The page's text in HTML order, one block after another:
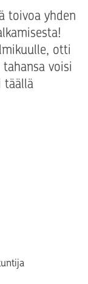
toivoa yhden
otti
voisi
täällä